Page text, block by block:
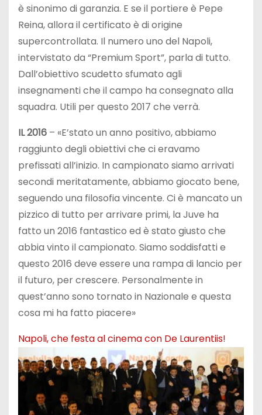
è sinonimo di garanzia. E se il portiere è Pepe
Reina, allora il certificato è di origine
supercontrollata. Il numero uno del Napoli,
intervistato da “Premium Sport”, parla di tutto.
Dall’obiettivo scudetto sfumato agli
insegnamenti che il campo ha consegnato alla
squadra. Utili per questo 2017 che verrà.
IL 2016 – «E’stato un anno positivo, abbiamo
raggiunto degli obiettivi che ci eravamo
prefissati all’inizio. In campionato siamo arrivati
secondi meritatamente, abbiamo giocato bene,
seguendo una filosofia vincente. Ci è mancato un
pizzico di tutto per arrivare primi, la Juve ha
fatto un 2016 fantastico ed è stato giusto che
abbia vinto il campionato. Siamo soddisfatti e
questo 2016 deve essere una rampa di lancio per
il futuro, per crescere. Personalmente in
quest’anno sono tornato in Nazionale e questa
cosa mi ha fatto piacere»
Napoli, che festa al cinema con De Laurentiis!